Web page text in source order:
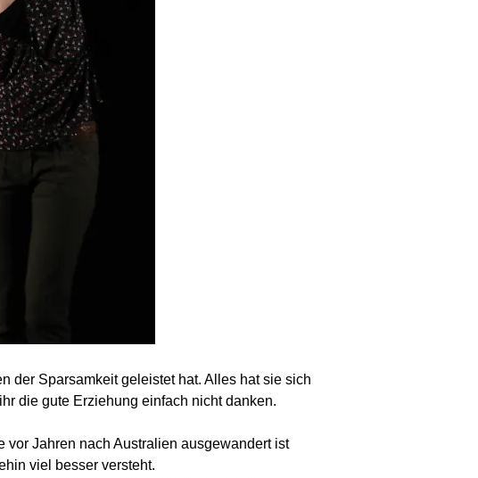
der Spar­sam­keit geleistet hat. Alles hat sie sich
die gute Erziehung ein­fach nicht danken.
vor Jahren nach Australien aus­ge­wan­dert ist
viel besser versteht.